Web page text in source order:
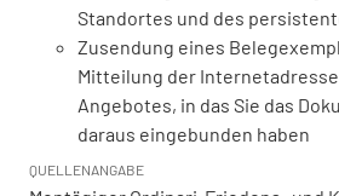
Standortes und des
Zusendung eines
Mitteilung der
Angebotes, in das Sie das
daraus eingebunden haben
QUELLENANGABE